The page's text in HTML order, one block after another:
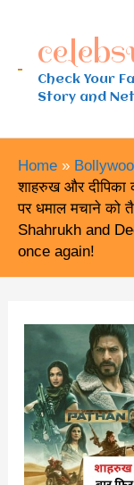
content
Check Your
Story and
Home
शाहरुख और दीपिका
पर धमाल मचाने को
Shahrukh and
once again!